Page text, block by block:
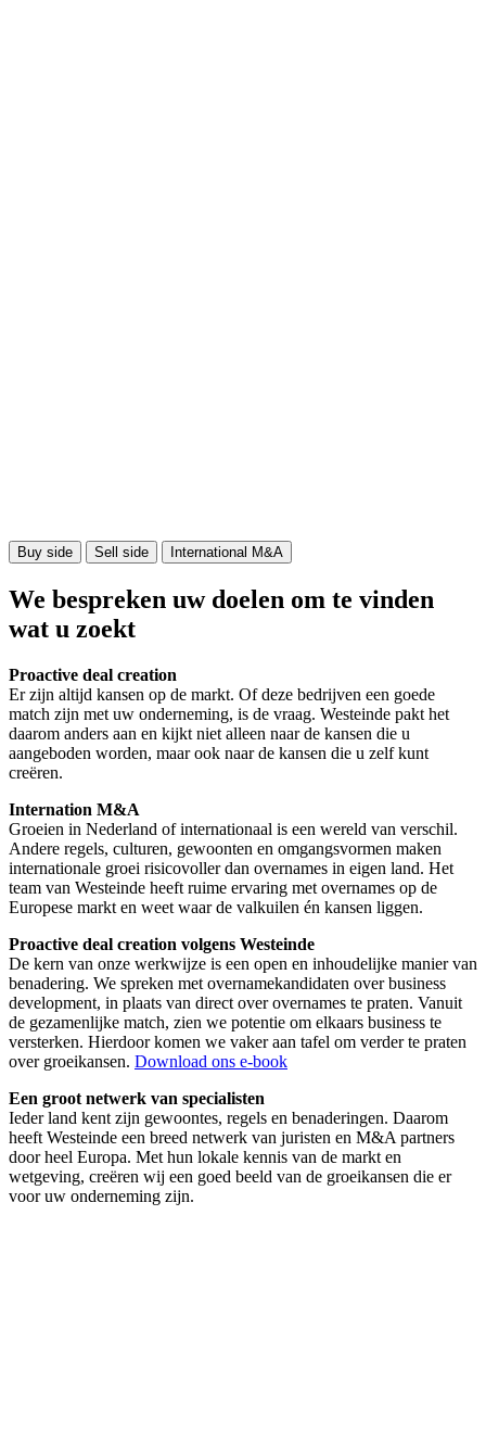
Buy side Sell side International M&A
We bespreken uw doelen om te vinden
wat u zoekt
Proactive deal creation
Er zijn altijd kansen op de markt. Of deze bedrijven een goede
match zijn met uw onderneming, is de vraag. Westeinde pakt het
daarom anders aan en kijkt niet alleen naar de kansen die u
aangeboden worden, maar ook naar de kansen die u zelf kunt
creëren.
Internation M&A
Groeien in Nederland of internationaal is een wereld van verschil.
Andere regels, culturen, gewoonten en omgangsvormen maken
internationale groei risicovoller dan overnames in eigen land. Het
team van Westeinde heeft ruime ervaring met overnames op de
Europese markt en weet waar de valkuilen én kansen liggen.
Proactive deal creation volgens Westeinde
De kern van onze werkwijze is een open en inhoudelijke manier van
benadering. We spreken met overnamekandidaten over business
development, in plaats van direct over overnames te praten. Vanuit
de gezamenlijke match, zien we potentie om elkaars business te
versterken. Hierdoor komen we vaker aan tafel om verder te praten
over groeikansen. Download ons e-book
Een groot netwerk van specialisten
Ieder land kent zijn gewoontes, regels en benaderingen. Daarom
heeft Westeinde een breed netwerk van juristen en M&A partners
door heel Europa. Met hun lokale kennis van de markt en
wetgeving, creëren wij een goed beeld van de groeikansen die er
voor uw onderneming zijn.